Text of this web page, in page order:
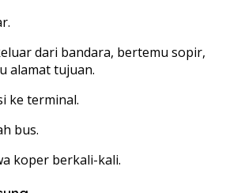
dari bandara, bertemu sopir,
alamat tujuan.
ke terminal.
bus.
koper berkali-kali.